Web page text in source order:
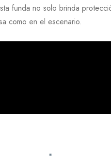
funda no solo brinda
como en el escenario.